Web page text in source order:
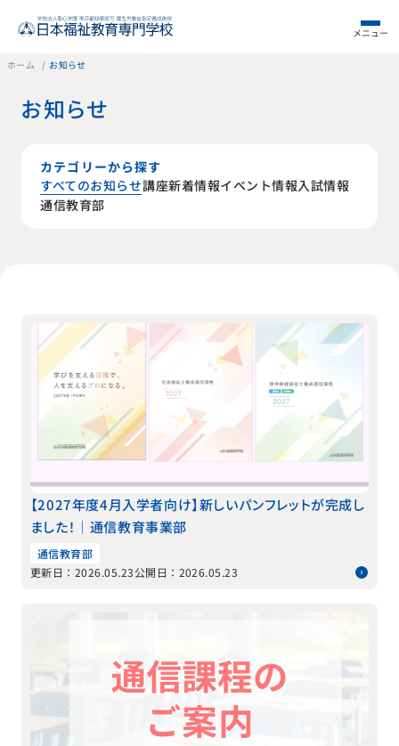
メニュー
ホーム お知らせ
お知らせ
カテゴリーから探す
すべてのお知らせ講座新着情報イベント情報入試情報
通信教育部
【2027年度4月入学者向け】新しいパンフレットが完成し
ました！｜通信教育事業部
通信教育部
更新日：2026.05.23公開日：2026.05.23